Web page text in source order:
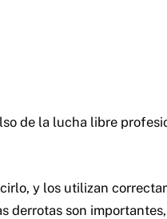
de la lucha libre
y los utilizan
derrotas son